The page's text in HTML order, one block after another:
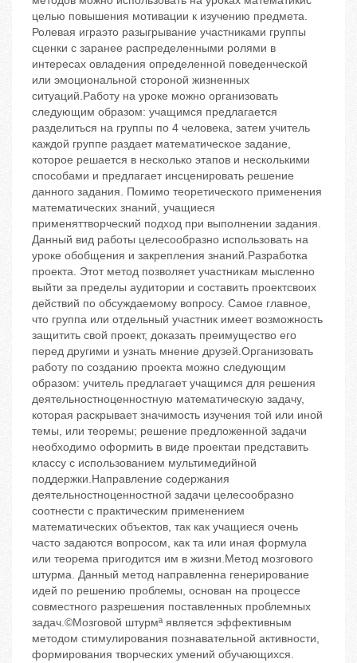
целью повышения мотивации к изучению предмета.
Ролевая игра‬это разыгрывание участниками группы
сценки с заранее распределенными ролями в
интересах овладения определенной поведенческой
или эмоциональной стороной жизненных
ситуаций.Работу на уроке можно организовать
следующим образом: учащимся предлагается
разделиться на группы по 4 человека, затем учитель
каждой группе раздает математическое задание,
которое решается в несколько этапов и несколькими
способами и предлагает инсценировать решение
данного задания. Помимо теоретического применения
математических знаний, учащиеся
применяттворческий подход при выполнении задания.
Данный вид работы целесообразно использовать на
уроке обобщения и закрепления знаний.Разработка
проекта. Этот метод позволяет участникам мысленно
выйти за пределы аудитории и составить проектсвоих
действий по обсуждаемому вопросу. Самое главное,
что группа или отдельный участник имеет возможность
защитить свой проект, доказать преимущество его
перед другими и узнать мнение друзей.Организовать
работу по созданию проекта можно следующим
образом: учитель предлагает учащимся для решения
деятельностноценностную математическую задачу,
которая раскрывает значимость изучения той или иной
темы, или теоремы; решение предложенной задачи
необходимо оформить в виде проектаи представить
классу с использованием мультимедийной
поддержки.Направление содержания
деятельностноценностной задачи целесообразно
соотнести с практическим применением
математических объектов, так как учащиеся очень
часто задаются вопросом, как та или иная формула
или теорема пригодится им в жизни.Метод мозгового
штурма. Данный метод направленна генерирование
идей по решению проблемы, основан на процессе
совместного разрешения поставленных проблемных
задач.©Мозговой штурмª является эффективным
методом стимулирования познавательной активности,
формирования творческих умений обучающихся.